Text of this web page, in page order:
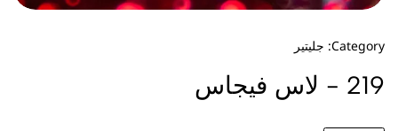
Category: جليتير
219 - لاس فيجاس